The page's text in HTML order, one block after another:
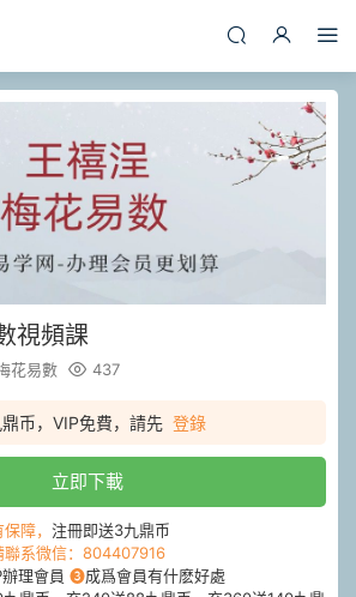
視頻課
花易數 437
鼎币，VIP免費，請先 登錄
立即下載
障， 注冊即送3九鼎币
聯系微信：804407916
理會員 ❸成爲會員有什麽好處